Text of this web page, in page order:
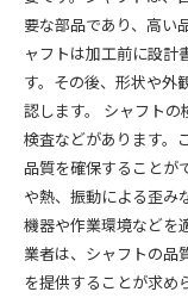
要な部品であり、高い
ャフトは加工前に設計
す。その後、形状や外
認します。 シャフト
検査などがあります。
品質を確保することが
や熱、振動による歪み
機器や作業環境などを
業者は、シャフトの品
を提供することが求め